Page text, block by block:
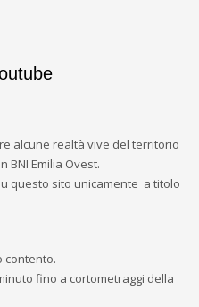
alcune realtà vive del territorio
BNI Emilia Ovest.
questo sito unicamente a titolo
contento.
fino a cortometraggi della